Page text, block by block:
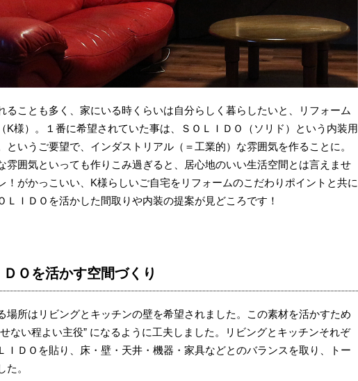
ることも多く、家にいる時くらいは自分らしく暮らしたいと、リフォーム
K様）。１番に希望されていた事は、ＳＯＬＩＤＯ（ソリド）という内装用
というご要望で、インダストリアル（＝工業的）な雰囲気を作ることに。
雰囲気といっても作りこみ過ぎると、居心地のいい生活空間とは言えませ
！がかっこいい、K様らしいご自宅をリフォームのこだわりポイントと共に
ＬＩＤＯを活かした間取りや内装の提案が見どころです！
Ｏを活かす空間づくり
場所はリビングとキッチンの壁を希望されました。この素材を活かすため
ない程よい主役” になるように工夫しました。リビングとキッチンそれぞ
ＩＤＯを貼り、床・壁・天井・機器・家具などとのバランスを取り、トー
た。